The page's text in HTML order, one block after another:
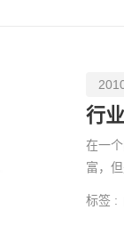
行
在一
富，
标签 :